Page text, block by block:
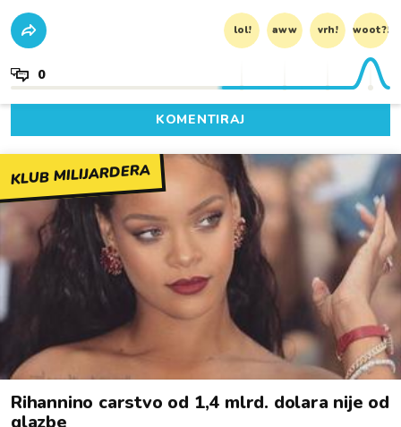
lol! aww vrh! woot?!
0
KOMENTIRAJ
KLUB MILIJARDERA
Rihannino carstvo od 1,4 mlrd. dolara nije od
glazbe